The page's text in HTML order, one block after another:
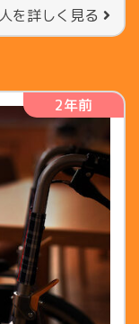
を詳しく見る
2年前